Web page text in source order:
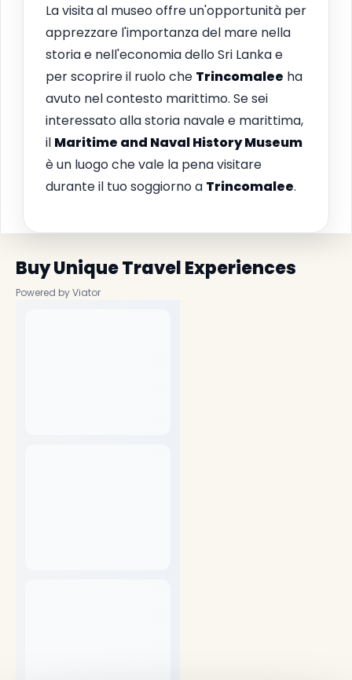
La visita al museo offre un'opportunità per
apprezzare l'importanza del mare nella
storia e nell'economia dello Sri Lanka e
per scoprire il ruolo che Trincomalee ha
avuto nel contesto marittimo. Se sei
interessato alla storia navale e marittima,
il Maritime and Naval History Museum
è un luogo che vale la pena visitare
durante il tuo soggiorno a Trincomalee.
Buy Unique Travel Experiences
Powered by Viator